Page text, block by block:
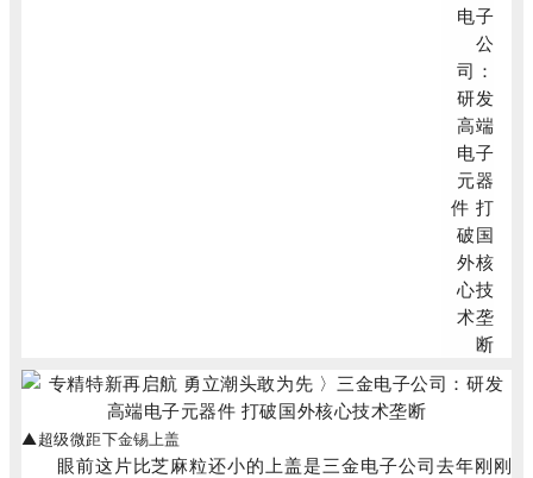
▲超级微距下金锡上盖
眼前这片比芝麻粒还小的上盖是三金电子公司去年刚刚